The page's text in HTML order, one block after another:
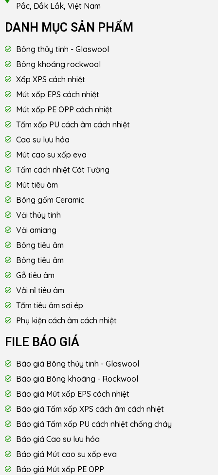
Pắc, Đắk Lắk, Việt Nam
DANH MỤC SẢN PHẨM
Bông thủy tinh - Glaswool
Bông khoáng rockwool
Xốp XPS cách nhiệt
Mút xốp EPS cách nhiệt
Mút xốp PE OPP cách nhiệt
Tấm xốp PU cách âm cách nhiệt
Cao su lưu hóa
Mút cao su xốp eva
Tấm cách nhiệt Cát Tường
Mút tiêu âm
Bông gốm Ceramic
Vải thủy tinh
Vải amiang
Bông tiêu âm
Bông tiêu âm
Gỗ tiêu âm
Vải nỉ tiêu âm
Tấm tiêu âm sợi ép
Phụ kiện cách âm cách nhiệt
FILE BÁO GIÁ
Báo giá Bông thủy tinh - Glaswool
Báo giá Bông khoáng - Rockwool
Báo giá Mút xốp EPS cách nhiệt
Báo giá Tấm xốp XPS cách âm cách nhiệt
Báo giá Tấm xốp PU cách nhiệt chống cháy
Báo giá Cao su lưu hóa
Báo giá Mút cao su xốp eva
Báo giá Mút xốp PE OPP